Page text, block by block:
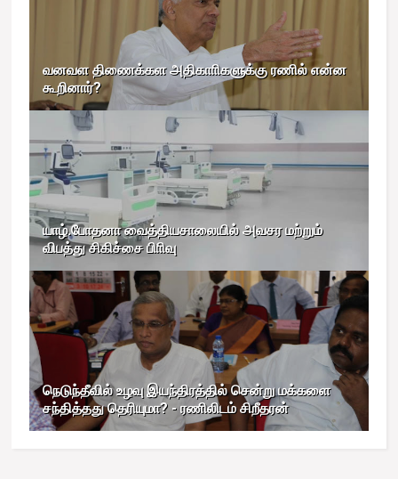
வனவள திணைக்கள அதிகாாிகளுக்கு ரணில் என்ன
கூறினார்?
யாழ்.போதனா வைத்தியசாலையில் அவசர மற்றும்
விபத்து சிகிச்சை பிாிவு
நெடுந்தீவில் உழவு இயந்திரத்தில் சென்று மக்களை
சந்தித்தது தெரியுமா? - ரணிலிடம் சிறீதரன்